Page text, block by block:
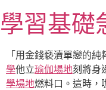
至
主
內
容
學習基礎
「用金錢褻瀆單戀的
學他立瑜伽場地刻將身
學場地燃料口。這時，